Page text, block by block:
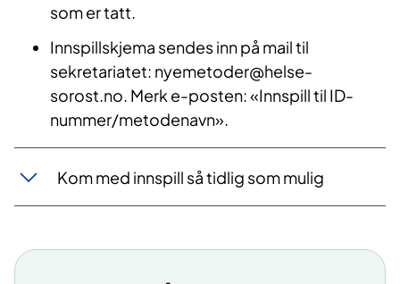
som er tatt.
Innspillskjema sendes inn på mail til
sekretariatet: nyemetoder@helse-
sorost.no. Merk e-posten: «Innspill til ID-
nummer/metodenavn».
Kom med innspill så tidlig som mulig